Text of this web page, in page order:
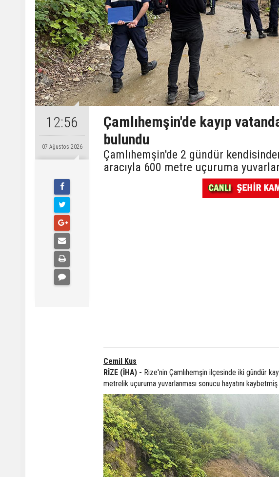
12:56
07 Ağustos 2026
Çamlıhemşin'de kayıp
bulundu
Çamlıhemşin'de 2 gündür
aracıyla 600 metre uçuruma
Cemil Kus
RİZE (İHA) - Rize'nin Çamlıhemşin ilçesinde iki gündür
metrelik uçuruma yuvarlanması sonucu hayatını